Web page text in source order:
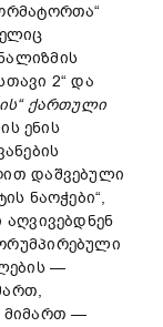
2“ და
ქართული
ენის
დაშვებული
ნაოჭები“,
—
მიმართ —